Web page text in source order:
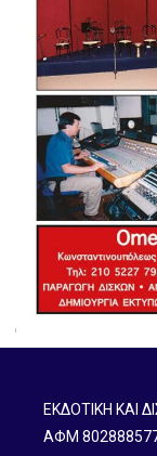
ΕΚΔΟΤΙΚΗ ΚΑΙ
ΑΦΜ